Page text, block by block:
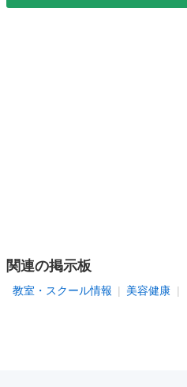
関連の掲示板
教室・スクール情報 美容健康